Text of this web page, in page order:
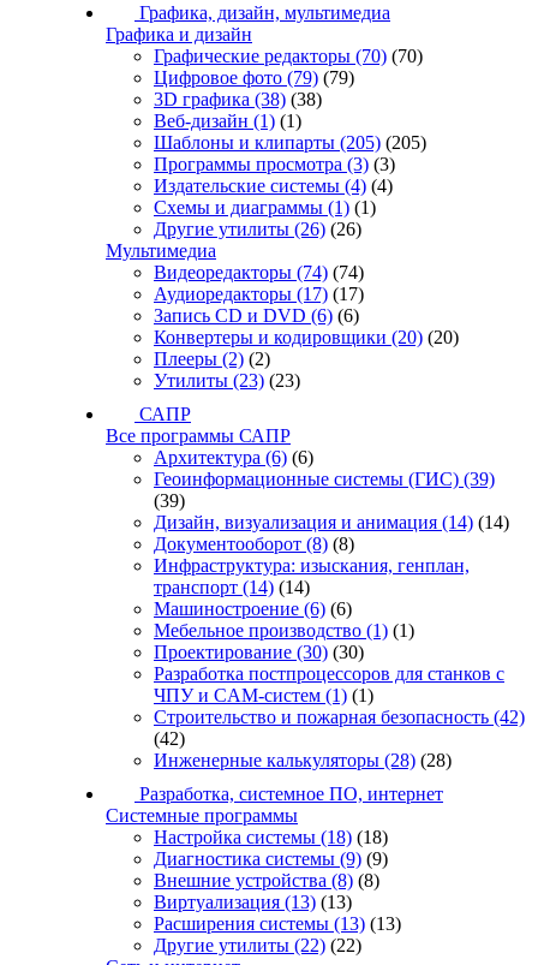
Графика, дизайн, мультимедиа
Графика и дизайн
Графические редакторы (70) (70)
Цифровое фото (79) (79)
3D графика (38) (38)
Веб-дизайн (1) (1)
Шаблоны и клипарты (205) (205)
Программы просмотра (3) (3)
Издательские системы (4) (4)
Схемы и диаграммы (1) (1)
Другие утилиты (26) (26)
Мультимедиа
Видеоредакторы (74) (74)
Аудиоредакторы (17) (17)
Запись CD и DVD (6) (6)
Конвертеры и кодировщики (20) (20)
Плееры (2) (2)
Утилиты (23) (23)
САПР
Все программы САПР
Архитектура (6) (6)
Геоинформационные системы (ГИС) (39)
(39)
Дизайн, визуализация и анимация (14) (14)
Документооборот (8) (8)
Инфраструктура: изыскания, генплан,
транспорт (14) (14)
Машиностроение (6) (6)
Мебельное производство (1) (1)
Проектирование (30) (30)
Разработка постпроцессоров для станков с
ЧПУ и CAM-систем (1) (1)
Строительство и пожарная безопасность (42)
(42)
Инженерные калькуляторы (28) (28)
Разработка, системное ПО, интернет
Системные программы
Настройка системы (18) (18)
Диагностика системы (9) (9)
Внешние устройства (8) (8)
Виртуализация (13) (13)
Расширения системы (13) (13)
Другие утилиты (22) (22)